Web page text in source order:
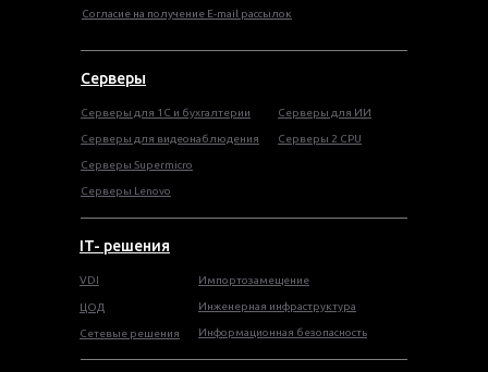
Согласие на получение E-mail рассылок
Серверы
Серверы для 1С и бухгалтерии
Серверы для видеонаблюдения
Серверы Supermicro
Серверы Lenovo
Серверы для ИИ
Серверы 2 CPU
VDI
ЦОД
Сетевые решения
Импортозамещение
Инженерная инфраструктура
Информационная безопасность
IT- решения